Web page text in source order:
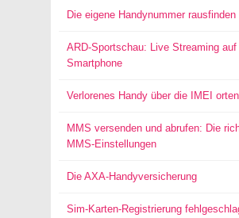
Die eigene Handynummer rausfinden
ARD-Sportschau: Live Streaming auf
Smartphone
Verlorenes Handy über die IMEI orten
MMS versenden und abrufen: Die
MMS-Einstellungen
Die AXA-Handyversicherung
Sim-Karten-Registrierung